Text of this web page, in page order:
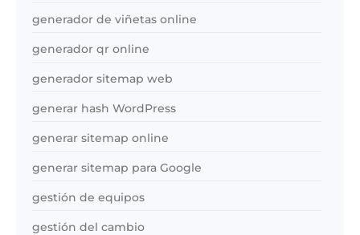
generador de viñetas online
generador qr online
generador sitemap web
generar hash WordPress
generar sitemap online
generar sitemap para Google
gestión de equipos
gestión del cambio